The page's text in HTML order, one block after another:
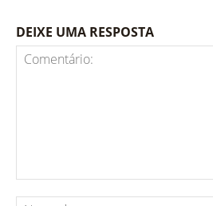
DEIXE UMA RESPOSTA